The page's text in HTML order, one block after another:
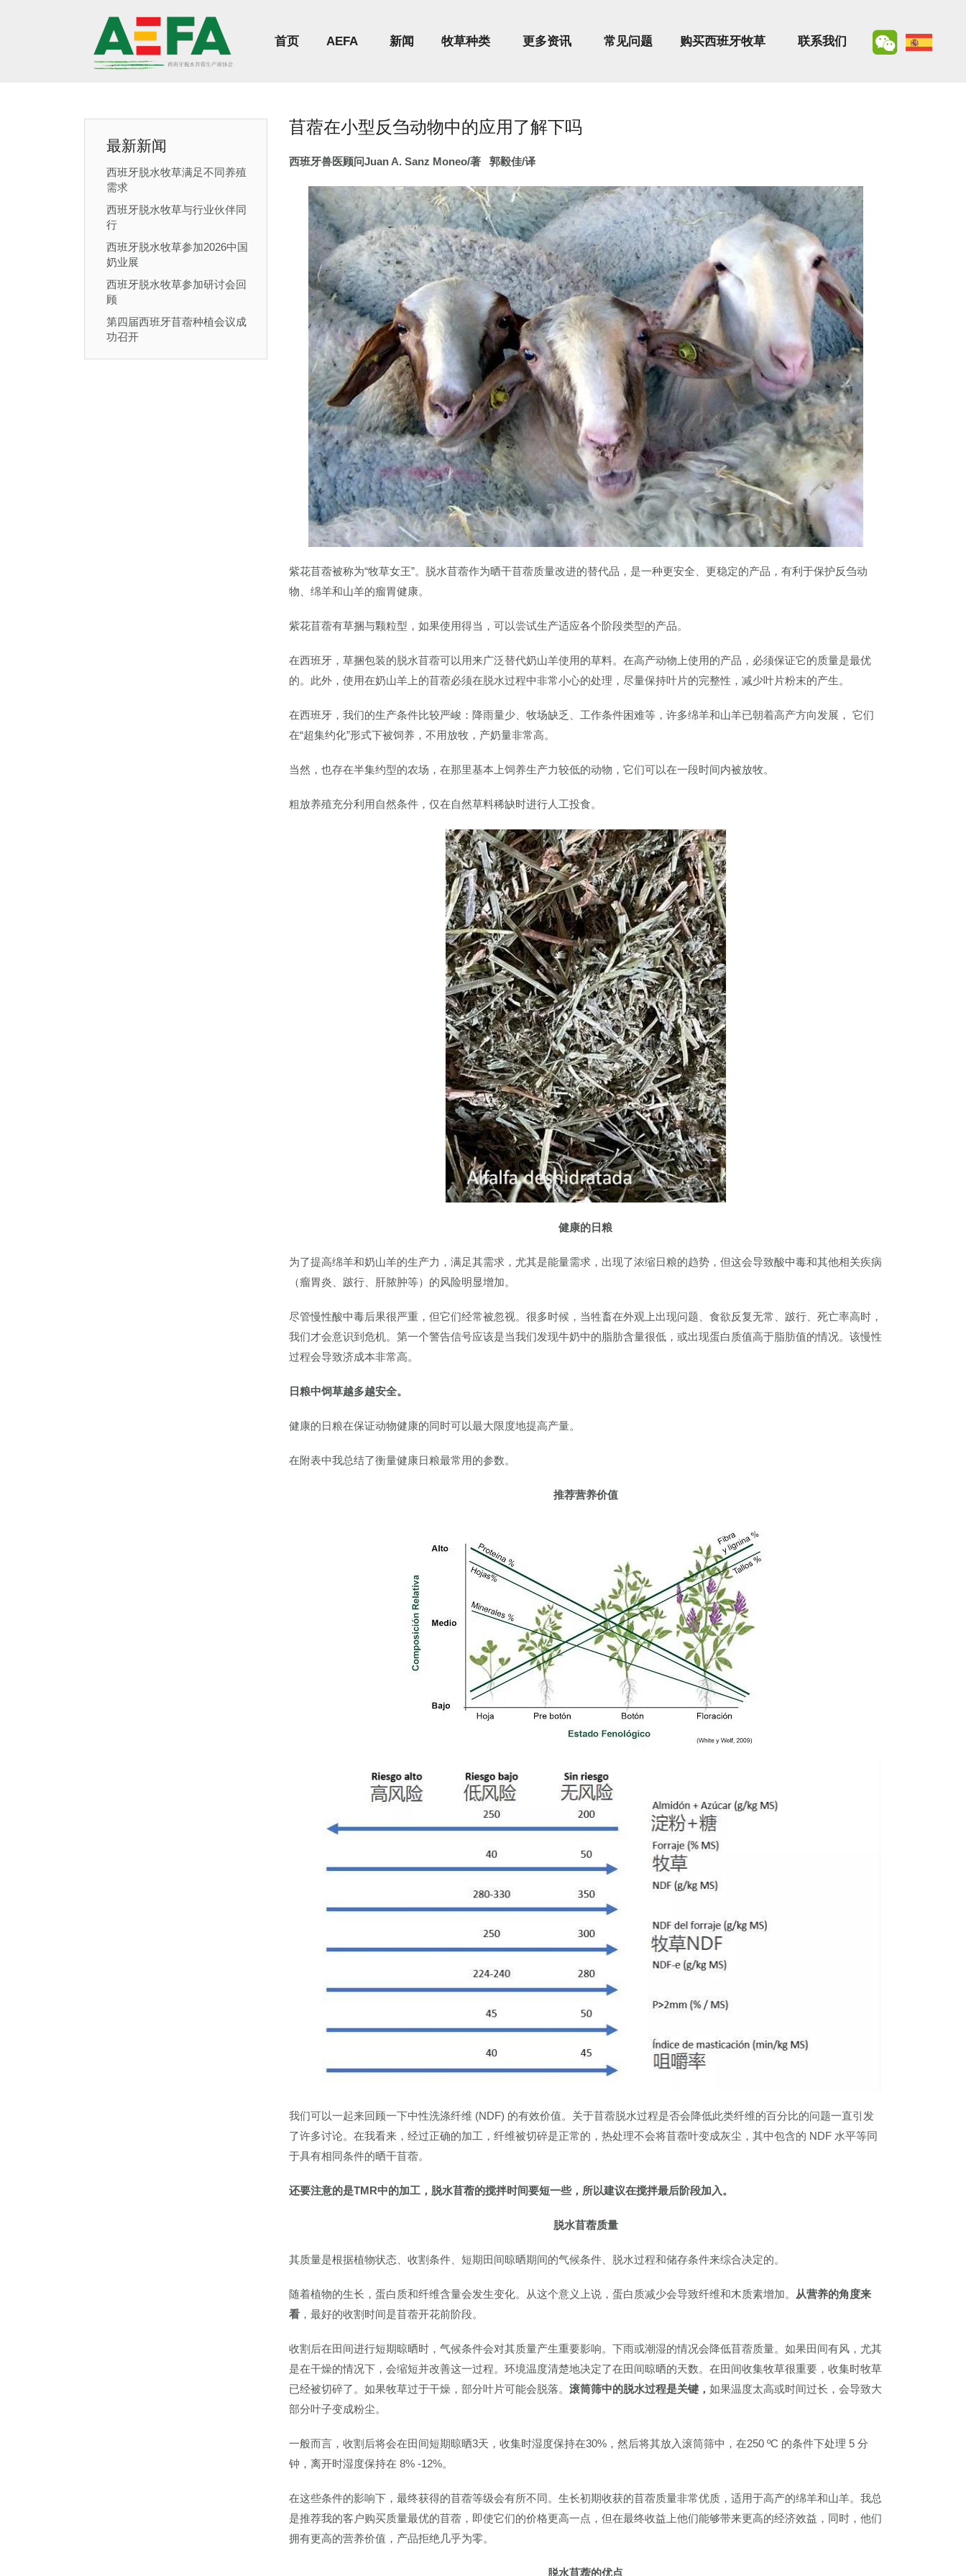
首页 AEFA 新闻 牧草种类 更多资讯 常见问题 购买西班牙牧草 联系我们
苜蓿在小型反刍动物中的应用了解下吗
西班牙兽医顾问Juan A. Sanz Moneo/著 郭毅佳/译
紫花苜蓿被称为“牧草女王”。脱水苜蓿作为晒干苜蓿质量改进的替代品，是一种更安全、更稳定的产品，有利于保护反刍动
物、绵羊和山羊的瘤胃健康。
紫花苜蓿有草捆与颗粒型，如果使用得当，可以尝试生产适应各个阶段类型的产品。
在西班牙，草捆包装的脱水苜蓿可以用来广泛替代奶山羊使用的草料。在高产动物上使用的产品，必须保证它的质量是最优
的。此外，使用在奶山羊上的苜蓿必须在脱水过程中非常小心的处理，尽量保持叶片的完整性，减少叶片粉末的产生。
在西班牙，我们的生产条件比较严峻：降雨量少、牧场缺乏、工作条件困难等，许多绵羊和山羊已朝着高产方向发展， 它们
在“超集约化”形式下被饲养，不用放牧，产奶量非常高。
当然，也存在半集约型的农场，在那里基本上饲养生产力较低的动物，它们可以在一段时间内被放牧。
粗放养殖充分利用自然条件，仅在自然草料稀缺时进行人工投食。
健康的日粮
为了提高绵羊和奶山羊的生产力，满足其需求，尤其是能量需求，出现了浓缩日粮的趋势，但这会导致酸中毒和其他相关疾病
（瘤胃炎、跛行、肝脓肿等）的风险明显增加。
尽管慢性酸中毒后果很严重，但它们经常被忽视。很多时候，当牲畜在外观上出现问题、食欲反复无常、跛行、死亡率高时，
我们才会意识到危机。第一个警告信号应该是当我们发现牛奶中的脂肪含量很低，或出现蛋白质值高于脂肪值的情况。该慢性
过程会导致济成本非常高。
日粮中饲草越多越安全。
健康的日粮在保证动物健康的同时可以最大限度地提高产量。
在附表中我总结了衡量健康日粮最常用的参数。
推荐营养价值
我们可以一起来回顾一下中性洗涤纤维 (NDF) 的有效价值。关于苜蓿脱水过程是否会降低此类纤维的百分比的问题一直引发
了许多讨论。在我看来，经过正确的加工，纤维被切碎是正常的，热处理不会将苜蓿叶变成灰尘，其中包含的 NDF 水平等同
于具有相同条件的晒干苜蓿。
还要注意的是TMR中的加工，脱水苜蓿的搅拌时间要短一些，所以建议在搅拌最后阶段加入。
脱水苜蓿质量
其质量是根据植物状态、收割条件、短期田间晾晒期间的气候条件、脱水过程和储存条件来综合决定的。
随着植物的生长，蛋白质和纤维含量会发生变化。从这个意义上说，蛋白质减少会导致纤维和木质素增加。
从营养的角度来
看 ，最好的收割时间是苜蓿开花前阶段。
收割后在田间进行短期晾晒时，气候条件会对其质量产生重要影响。下雨或潮湿的情况会降低苜蓿质量。如果田间有风，尤其
是在干燥的情况下，会缩短并改善这一过程。环境温度清楚地决定了在田间晾晒的天数。在田间收集牧草很重要，收集时牧草
已经被切碎了。如果牧草过于干燥，部分叶片可能会脱落。 滚筒筛中的脱水过程是关键， 如果温度太高或时间过长，会导致大
部分叶子变成粉尘。
一般而言，收割后将会在田间短期晾晒3天，收集时湿度保持在30%，然后将其放入滚筒筛中，在250 ºC 的条件下处理 5 分
钟，离开时湿度保持在 8% -12%。
在这些条件的影响下，最终获得的苜蓿等级会有所不同。生长初期收获的苜蓿质量非常优质，适用于高产的绵羊和山羊。我总
是推荐我的客户购买质量最优的苜蓿，即使它们的价格更高一点，但在最终收益上他们能够带来更高的经济效益，同时，他们
拥有更高的营养价值，产品拒绝几乎为零。
脱水苜蓿的优点
最新新闻
西班牙脱水牧草满足不同养殖
需求
西班牙脱水牧草与行业伙伴同
行
西班牙脱水牧草参加2026中国
奶业展
西班牙脱水牧草参加研讨会回
顾
第四届西班牙苜蓿种植会议成
功召开